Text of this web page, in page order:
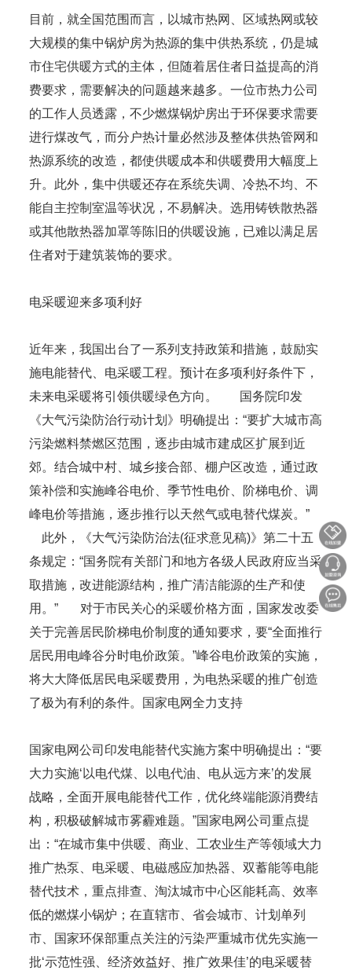
目前，就全国范围而言，以城市热网、区域热网或较
大规模的集中锅炉房为热源的集中供热系统，仍是城
市住宅供暖方式的主体，但随着居住者日益提高的消
费要求，需要解决的问题越来越多。一位市热力公司
的工作人员透露，不少燃煤锅炉房出于环保要求需要
进行煤改气，而分户热计量必然涉及整体供热管网和
热源系统的改造，都使供暖成本和供暖费用大幅度上
升。此外，集中供暖还存在系统失调、冷热不均、不
能自主控制室温等状况，不易解决。选用铸铁散热器
或其他散热器加罩等陈旧的供暖设施，已难以满足居
住者对于建筑装饰的要求。
电采暖迎来多项利好
近年来，我国出台了一系列支持政策和措施，鼓励实
施电能替代、电采暖工程。预计在多项利好条件下，
未来电采暖将引领供暖绿色方向。 国务院印发
《大气污染防治行动计划》明确提出：“要扩大城市高
污染燃料禁燃区范围，逐步由城市建成区扩展到近
郊。结合城中村、城乡接合部、棚户区改造，通过政
策补偿和实施峰谷电价、季节性电价、阶梯电价、调
峰电价等措施，逐步推行以天然气或电替代煤炭。”
此外，《大气污染防治法(征求意见稿)》第二十五
条规定：“国务院有关部门和地方各级人民政府应当采
取措施，改进能源结构，推广清洁能源的生产和使
用。” 对于市民关心的采暖价格方面，国家发改委
关于完善居民阶梯电价制度的通知要求，要“全面推行
居民用电峰谷分时电价政策。”峰谷电价政策的实施，
将大大降低居民电采暖费用，为电热采暖的推广创造
了极为有利的条件。国家电网全力支持
国家电网公司印发电能替代实施方案中明确提出：“要
大力实施‘以电代煤、以电代油、电从远方来’的发展
战略，全面开展电能替代工作，优化终端能源消费结
构，积极破解城市雾霾难题。”国家电网公司重点提
出：“在城市集中供暖、商业、工农业生产等领域大力
推广热泵、电采暖、电磁感应加热器、双蓄能等电能
替代技术，重点排查、淘汰城市中心区能耗高、效率
低的燃煤小锅炉；在直辖市、省会城市、计划单列
市、国家环保部重点关注的污染严重城市优先实施一
批‘示范性强、经济效益好、推广效果佳’的电采暖替